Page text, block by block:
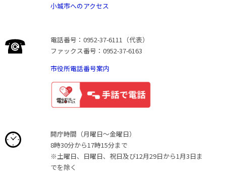
小城市へのアクセス
電話番号：0952-37-6111（代表）
ファックス番号：0952-37-6163
市役所電話番号案内
開庁時間（月曜日〜金曜日）
8時30分から17時15分まで
※土曜日、日曜日、祝日及び12月29日から1月3日ま
でを除く